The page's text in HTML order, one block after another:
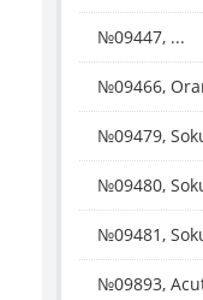
№09447, ...
№09466,
№09479,
№09480,
№09481,
№09893,